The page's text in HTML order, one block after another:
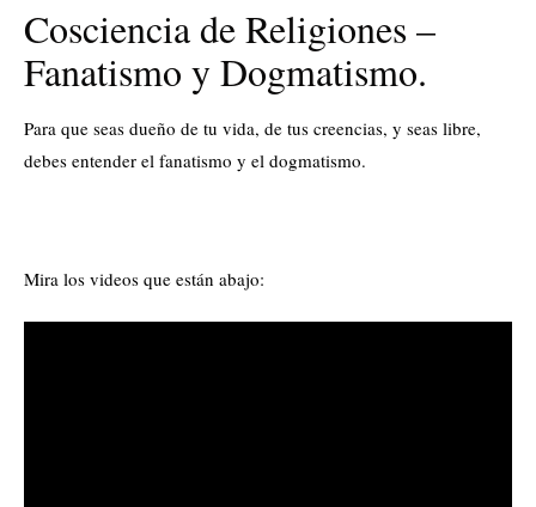
Cosciencia de Religiones –
Fanatismo y Dogmatismo.
Para que seas dueño de tu vida, de tus creencias, y seas libre,
debes entender el fanatismo y el dogmatismo.
Mira los videos que están abajo: